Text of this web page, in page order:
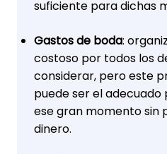
suficiente para dichas
Gastos de boda:
costoso por todos los
considerar, pero este
puede ser el
ese gran momento sin
dinero.